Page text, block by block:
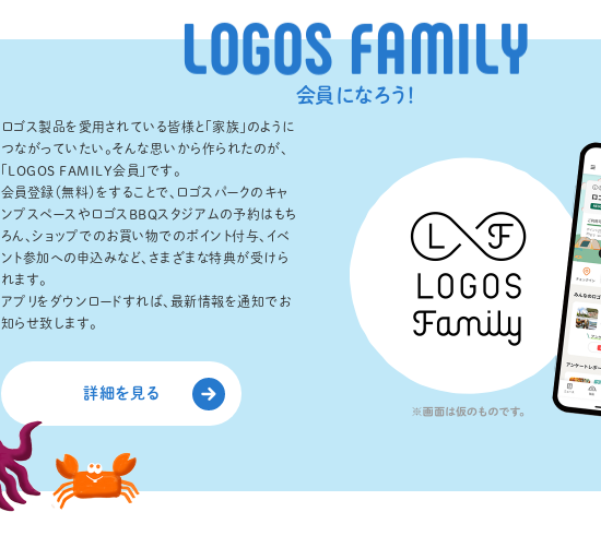
LOGOSFAMILY
会員になろう！
ロゴス製品を愛用されている皆様と「家族」のように
つながっていたい。そんな思いから作られたのが、
「LOGOS FAMILY会員」です。
会員登録（無料）をすることで、ロゴスパークのキャ
ンプスペースやロゴスBBQスタジアムの予約はもち
ろん、ショップでのお買い物でのポイント付与、イベ
ント参加への申込みなど、さまざまな特典が受けら
れます。
アプリをダウンロードすれば、最新情報を通知でお
知らせ致します。
詳細を見る